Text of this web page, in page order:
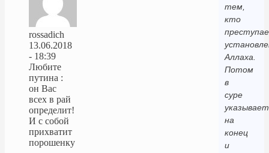
тем,
кто
Аллаха.
Потом
в
суре
на
конец
и
rossadich
13.06.2018
- 18:39
Любите
путина :
он Вас
всех в рай
определит!
И с собой
прихватит
порошенку